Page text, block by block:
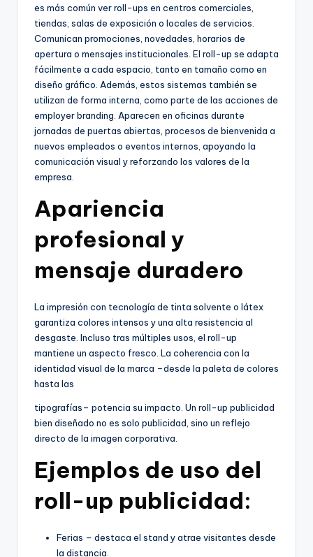
es más común ver roll-ups en centros comerciales,
tiendas, salas de exposición o locales de servicios.
Comunican promociones, novedades, horarios de
apertura o mensajes institucionales. El roll-up se adapta
fácilmente a cada espacio, tanto en tamaño como en
diseño gráfico. Además, estos sistemas también se
utilizan de forma interna, como parte de las acciones de
employer branding. Aparecen en oficinas durante
jornadas de puertas abiertas, procesos de bienvenida a
nuevos empleados o eventos internos, apoyando la
comunicación visual y reforzando los valores de la
empresa.
Apariencia
profesional y
mensaje duradero
La impresión con tecnología de tinta solvente o látex
garantiza colores intensos y una alta resistencia al
desgaste. Incluso tras múltiples usos, el roll-up
mantiene un aspecto fresco. La coherencia con la
identidad visual de la marca –desde la paleta de colores
hasta las
tipografías– potencia su impacto. Un roll-up publicidad
bien diseñado no es solo publicidad, sino un reflejo
directo de la imagen corporativa.
Ejemplos de uso del
roll-up publicidad:
Ferias – destaca el stand y atrae visitantes desde
la distancia.